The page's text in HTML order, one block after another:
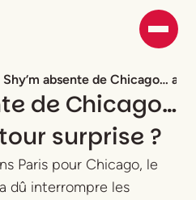
Shy’m absente de Chicago…
de Chicago…
surprise ?
Paris pour Chicago, le
dû interrompre les